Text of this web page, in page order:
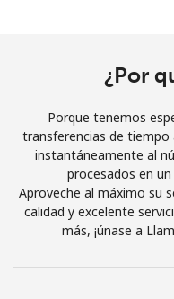
Mínimo 8 caracteres
Una letra mayúscula y
Un número
Un caracter especial
¿Por
Porque tenemos
transferencias de tiempo
instantáneamente al
procesados en
Aproveche al máximo su
calidad y excelente
más, ¡únase a